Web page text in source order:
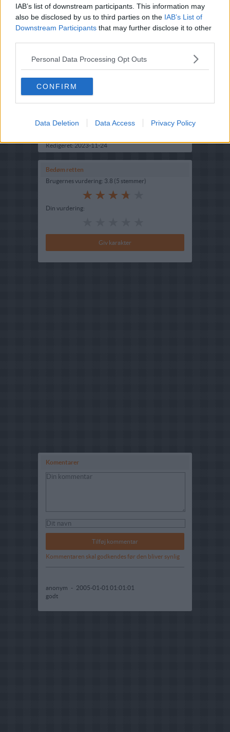
IAB’s list of downstream participants. This information may
also be disclosed by us to third parties on the IAB’s List of
Downstream Participants that may further disclose it to other
Personal Data Processing Opt Outs
CONFIRM
Data Deletion Data Access Privacy Policy
Opskriftsinfo
Ret :Hovedretter
Hovedingrediens :
2003-02-11
Redigeret:2023-11-24
Bedøm retten
Brugernes vurdering: 3.8 (5 stemmer)
Din vurdering:
Komentarer
Kommentaren skal godkendes før den bliver synlig
anonym - 2005-01-01 01:01:01
godt